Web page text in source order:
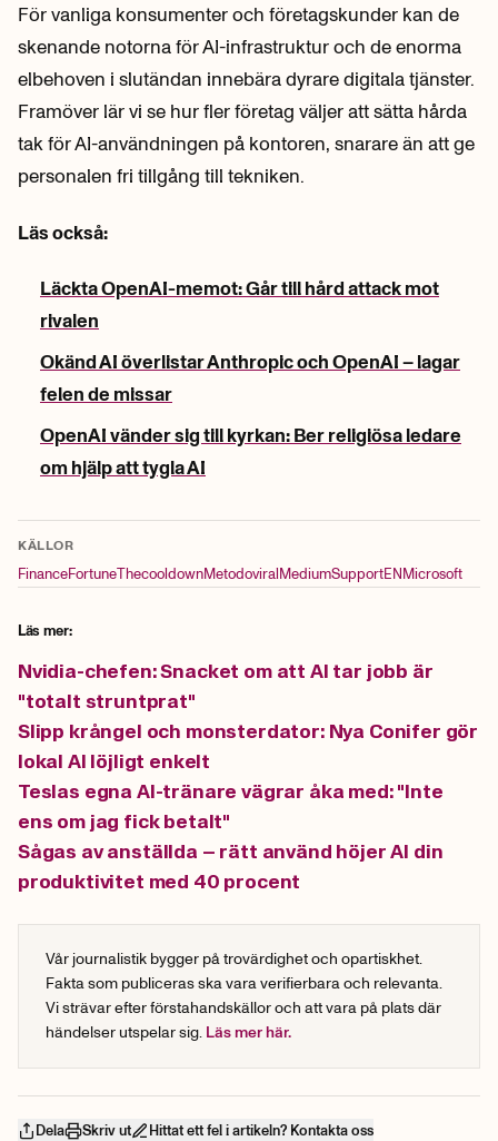
För vanliga konsumenter och företagskunder kan de
skenande notorna för AI-infrastruktur och de enorma
elbehoven i slutändan innebära dyrare digitala tjänster.
Framöver lär vi se hur fler företag väljer att sätta hårda
tak för AI-användningen på kontoren, snarare än att ge
personalen fri tillgång till tekniken.
Läs också:
Läckta OpenAI-memot: Går till hård attack mot
rivalen
Okänd AI överlistar Anthropic och OpenAI – lagar
felen de missar
OpenAI vänder sig till kyrkan: Ber religiösa ledare
om hjälp att tygla AI
KÄLLOR
FinanceFortuneThecooldownMetodoviral MediumSupportEN Microsoft
Läs mer:
Nvidia-chefen: Snacket om att AI tar jobb är
"totalt struntprat"
Slipp krångel och monsterdator: Nya Conifer gör
lokal AI löjligt enkelt
Teslas egna AI-tränare vägrar åka med: "Inte
ens om jag fick betalt"
Sågas av anställda – rätt använd höjer AI din
produktivitet med 40 procent
Vår journalistik bygger på trovärdighet och opartiskhet.
Fakta som publiceras ska vara verifierbara och relevanta.
Vi strävar efter förstahandskällor och att vara på plats där
händelser utspelar sig. Läs mer här.
Dela Skriv ut Hittat ett fel i artikeln? Kontakta oss